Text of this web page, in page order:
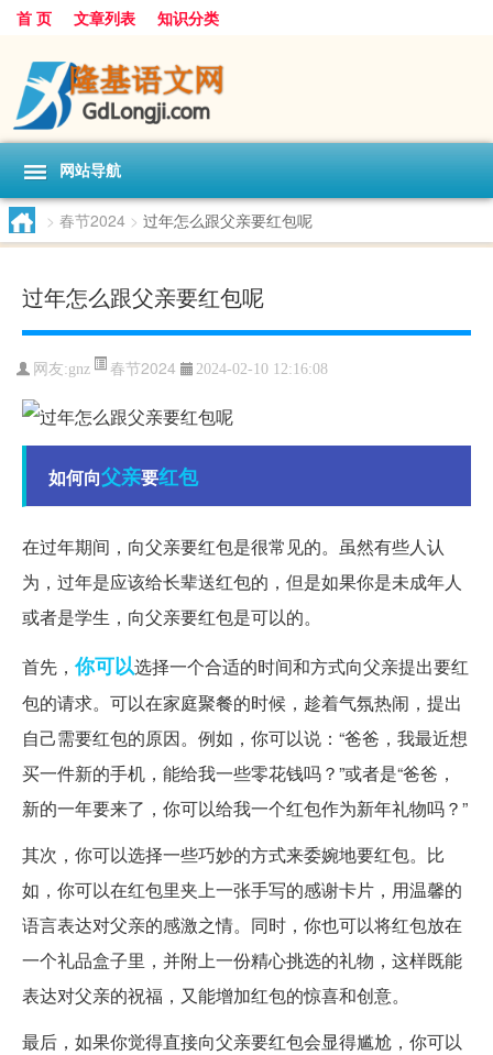
首 页 文章列表 知识分类
网站导航
> 春节2024 > 过年怎么跟父亲要红包呢
过年怎么跟父亲要红包呢
网友:gnz 春节2024 2024-02-10 12:16:08
如何向父亲要红包
在过年期间，向父亲要红包是很常见的。虽然有些人认
为，过年是应该给长辈送红包的，但是如果你是未成年人
或者是学生，向父亲要红包是可以的。
首先，你可以选择一个合适的时间和方式向父亲提出要红
包的请求。可以在家庭聚餐的时候，趁着气氛热闹，提出
自己需要红包的原因。例如，你可以说：“爸爸，我最近想
买一件新的手机，能给我一些零花钱吗？”或者是“爸爸，
新的一年要来了，你可以给我一个红包作为新年礼物吗？”
其次，你可以选择一些巧妙的方式来委婉地要红包。比
如，你可以在红包里夹上一张手写的感谢卡片，用温馨的
语言表达对父亲的感激之情。同时，你也可以将红包放在
一个礼品盒子里，并附上一份精心挑选的礼物，这样既能
表达对父亲的祝福，又能增加红包的惊喜和创意。
最后，如果你觉得直接向父亲要红包会显得尴尬，你可以